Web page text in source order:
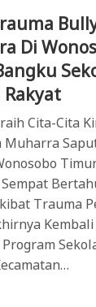
Di
Rakyat
Cita-Cita
Trauma